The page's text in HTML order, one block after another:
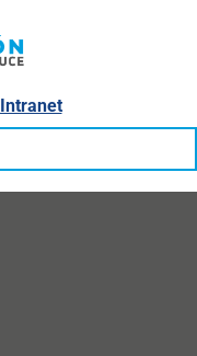
Intranet